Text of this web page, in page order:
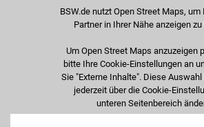
BSW.de nutzt Open Street Maps, um
Partner in Ihrer Nähe anzeigen zu
Um Open Street Maps anzuzeigen
bitte Ihre Cookie-Einstellungen an
Sie "Externe Inhalte". Diese
jederzeit über die Cookie-
unteren Seitenbereich